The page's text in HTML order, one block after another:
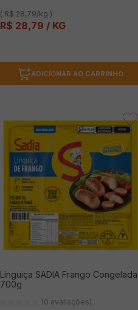
( R$ 28,79/kg )
R$ 28,79 / KG
ADICIONAR AO CARRINHO
Linguiça SADIA Frango Congelada
700g
(0 avaliações)